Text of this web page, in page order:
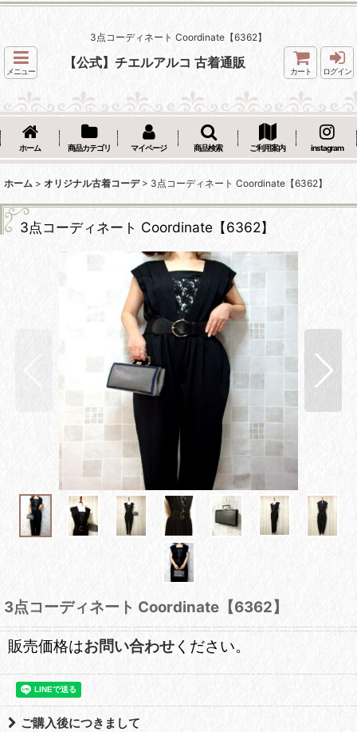
3点コーディネート Coordinate【6362】
メニュー
【公式】チエルアルコ 古着通販
カート ログイン
ホーム 商品カテゴリ マイページ 商品検索 ご利用案内 instagram
ホーム > オリジナル古着コーデ > 3点コーディネート Coordinate【6362】
3点コーディネート Coordinate【6362】
3点コーディネート Coordinate【6362】
販売価格はお問い合わせ ください。
ご購入後につきまして